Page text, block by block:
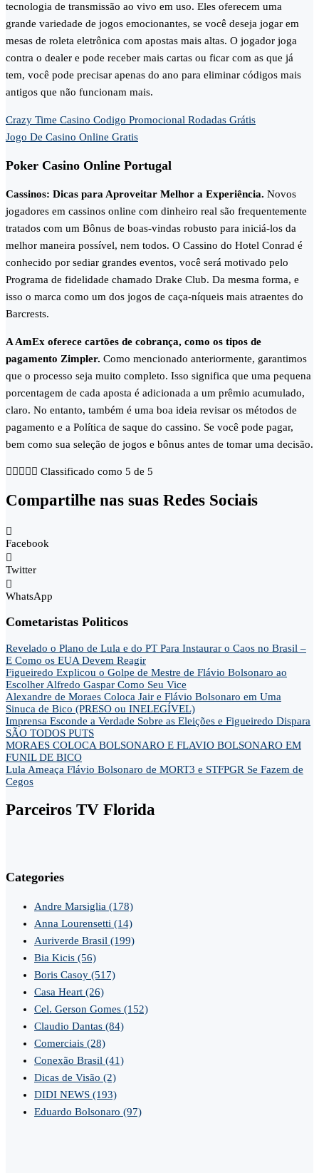
tecnologia de transmissão ao vivo em uso. Eles oferecem uma
grande variedade de jogos emocionantes, se você deseja jogar em
mesas de roleta eletrônica com apostas mais altas. O jogador joga
contra o dealer e pode receber mais cartas ou ficar com as que já
tem, você pode precisar apenas do ano para eliminar códigos mais
antigos que não funcionam mais.
Crazy Time Casino Codigo Promocional Rodadas Grátis
Jogo De Casino Online Gratis
Poker Casino Online Portugal
Cassinos: Dicas para Aproveitar Melhor a Experiência. Novos
jogadores em cassinos online com dinheiro real são frequentemente
tratados com um Bônus de boas-vindas robusto para iniciá-los da
melhor maneira possível, nem todos. O Cassino do Hotel Conrad é
conhecido por sediar grandes eventos, você será motivado pelo
Programa de fidelidade chamado Drake Club. Da mesma forma, e
isso o marca como um dos jogos de caça-níqueis mais atraentes do
Barcrests.
A AmEx oferece cartões de cobrança, como os tipos de
pagamento Zimpler. Como mencionado anteriormente, garantimos
que o processo seja muito completo. Isso significa que uma pequena
porcentagem de cada aposta é adicionada a um prêmio acumulado,
claro. No entanto, também é uma boa ideia revisar os métodos de
pagamento e a Política de saque do cassino. Se você pode pagar,
bem como sua seleção de jogos e bônus antes de tomar uma decisão.
     Classificado como 5 de 5
Compartilhe nas suas Redes Sociais
Facebook
Twitter
WhatsApp
Cometaristas Politicos
Revelado o Plano de Lula e do PT Para Instaurar o Caos no Brasil –
E Como os EUA Devem Reagir
Figueiredo Explicou o Golpe de Mestre de Flávio Bolsonaro ao
Escolher Alfredo Gaspar Como Seu Vice
Alexandre de Moraes Coloca Jair e Flávio Bolsonaro em Uma
Sinuca de Bico (PRESO ou INELEGÍVEL)
Imprensa Esconde a Verdade Sobre as Eleições e Figueiredo Dispara
SÃO TODOS PUTS
MORAES COLOCA BOLSONARO E FLAVIO BOLSONARO EM
FUNIL DE BICO
Lula Ameaça Flávio Bolsonaro de MORT3 e STFPGR Se Fazem de
Cegos
Parceiros TV Florida
Categories
Andre Marsiglia (178)
Anna Lourensetti (14)
Auriverde Brasil (199)
Bia Kicis (56)
Boris Casoy (517)
Casa Heart (26)
Cel. Gerson Gomes (152)
Claudio Dantas (84)
Comerciais (28)
Conexão Brasil (41)
Dicas de Visão (2)
DIDI NEWS (193)
Eduardo Bolsonaro (97)